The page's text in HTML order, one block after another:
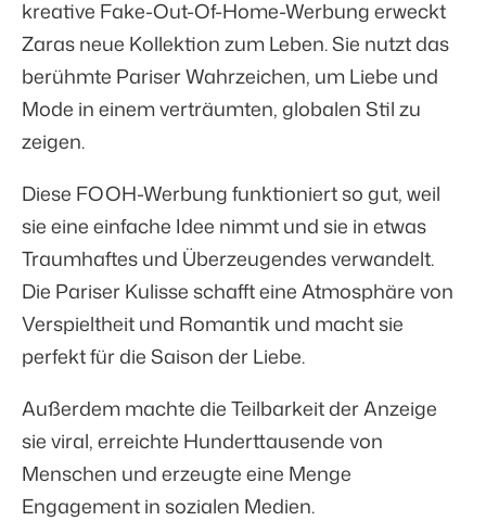
kreative Fake-Out-Of-Home-Werbung erweckt
Zaras neue Kollektion zum Leben. Sie nutzt das
berühmte Pariser Wahrzeichen, um Liebe und
Mode in einem verträumten, globalen Stil zu
zeigen.
Diese FOOH-Werbung funktioniert so gut, weil
sie eine einfache Idee nimmt und sie in etwas
Traumhaftes und Überzeugendes verwandelt.
Die Pariser Kulisse schafft eine Atmosphäre von
Verspieltheit und Romantik und macht sie
perfekt für die Saison der Liebe.
Außerdem machte die Teilbarkeit der Anzeige
sie viral, erreichte Hunderttausende von
Menschen und erzeugte eine Menge
Engagement in sozialen Medien.